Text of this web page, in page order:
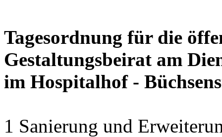
Tagesordnung für die
Gestaltungsbeirat am
im Hospitalhof -
1 Sanierung und